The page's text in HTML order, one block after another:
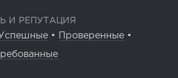
И РЕПУТАЦИЯ
• Проверенные •